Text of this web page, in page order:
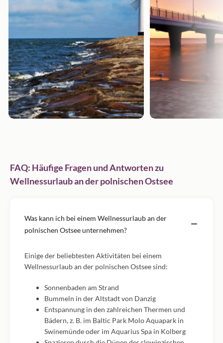
FAQ: Häufige Fragen und Antworten zu
Wellnessurlaub an der polnischen Ostsee
Was kann ich bei einem Wellnessurlaub an der
polnischen Ostsee unternehmen?
Einige der beliebtesten Aktivitäten bei einem
Wellnessurlaub an der polnischen Ostsee sind:
Sonnenbaden am Strand
Bummeln in der Altstadt von Danzig
Entspannung in den zahlreichen Thermen und
Bädern, z. B. im Baltic Park Molo Aquapark in
Swinemünde oder im Aquarius Spa in Kolberg